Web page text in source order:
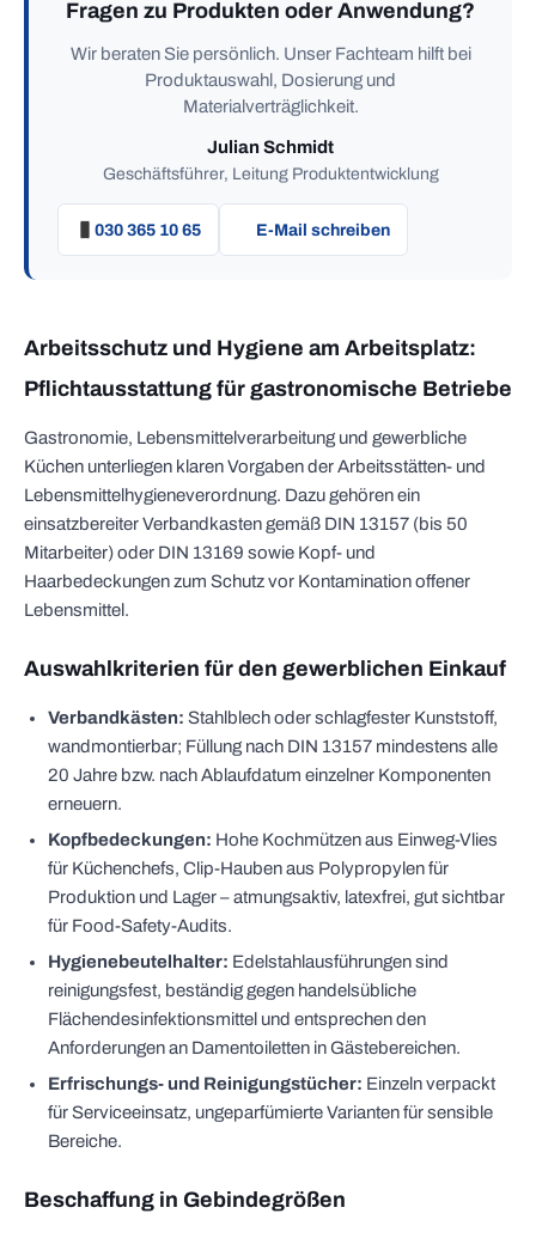
Fragen zu Produkten oder Anwendung?
Wir beraten Sie persönlich. Unser Fachteam hilft bei
Produktauswahl, Dosierung und
Materialverträglichkeit.
Julian Schmidt
Geschäftsführer, Leitung Produktentwicklung
030 365 10 65 E-Mail schreiben
Arbeitsschutz und Hygiene am Arbeitsplatz:
Pflichtausstattung für gastronomische Betriebe
Gastronomie, Lebensmittelverarbeitung und gewerbliche
Küchen unterliegen klaren Vorgaben der Arbeitsstätten- und
Lebensmittelhygieneverordnung. Dazu gehören ein
einsatzbereiter Verbandkasten gemäß DIN 13157 (bis 50
Mitarbeiter) oder DIN 13169 sowie Kopf- und
Haarbedeckungen zum Schutz vor Kontamination offener
Lebensmittel.
Auswahlkriterien für den gewerblichen Einkauf
Verbandkästen: Stahlblech oder schlagfester Kunststoff,
wandmontierbar; Füllung nach DIN 13157 mindestens alle
20 Jahre bzw. nach Ablaufdatum einzelner Komponenten
erneuern.
Kopfbedeckungen: Hohe Kochmützen aus Einweg-Vlies
für Küchenchefs, Clip-Hauben aus Polypropylen für
Produktion und Lager – atmungsaktiv, latexfrei, gut sichtbar
für Food-Safety-Audits.
Hygienebeutelhalter: Edelstahlausführungen sind
reinigungsfest, beständig gegen handelsübliche
Flächendesinfektionsmittel und entsprechen den
Anforderungen an Damentoiletten in Gästebereichen.
Erfrischungs- und Reinigungstücher: Einzeln verpackt
für Serviceeinsatz, ungeparfümierte Varianten für sensible
Bereiche.
Beschaffung in Gebindegrößen